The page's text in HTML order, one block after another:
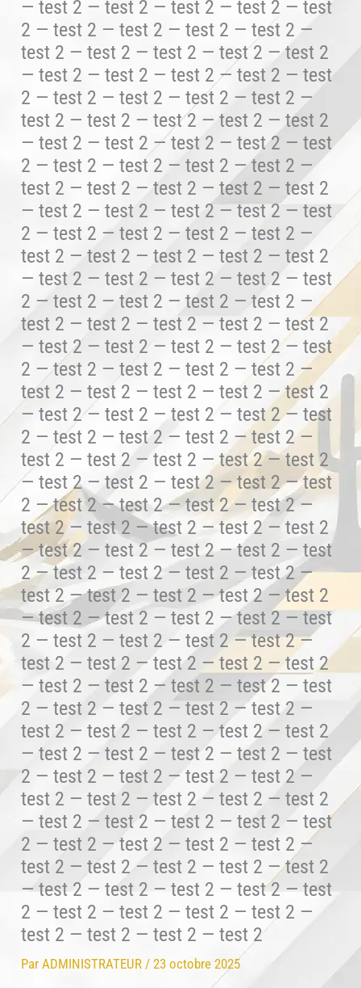
— test 2 — test 2 — test 2 — test 2 — test
2 — test 2 — test 2 — test 2 — test 2 —
test 2 — test 2 — test 2 — test 2 — test 2
— test 2 — test 2 — test 2 — test 2 — test
2 — test 2 — test 2 — test 2 — test 2 —
test 2 — test 2 — test 2 — test 2 — test 2
— test 2 — test 2 — test 2 — test 2 — test
2 — test 2 — test 2 — test 2 — test 2 —
test 2 — test 2 — test 2 — test 2 — test 2
— test 2 — test 2 — test 2 — test 2 — test
2 — test 2 — test 2 — test 2 — test 2 —
test 2 — test 2 — test 2 — test 2 — test 2
— test 2 — test 2 — test 2 — test 2 — test
2 — test 2 — test 2 — test 2 — test 2 —
test 2 — test 2 — test 2 — test 2 — test 2
— test 2 — test 2 — test 2 — test 2 — test
2 — test 2 — test 2 — test 2 — test 2 —
test 2 — test 2 — test 2 — test 2 — test 2
— test 2 — test 2 — test 2 — test 2 — test
2 — test 2 — test 2 — test 2 — test 2 —
test 2 — test 2 — test 2 — test 2 — test 2
— test 2 — test 2 — test 2 — test 2 — test
2 — test 2 — test 2 — test 2 — test 2 —
test 2 — test 2 — test 2 — test 2 — test 2
— test 2 — test 2 — test 2 — test 2 — test
2 — test 2 — test 2 — test 2 — test 2 —
test 2 — test 2 — test 2 — test 2 — test 2
— test 2 — test 2 — test 2 — test 2 — test
2 — test 2 — test 2 — test 2 — test 2 —
test 2 — test 2 — test 2 — test 2 — test 2
— test 2 — test 2 — test 2 — test 2 — test
2 — test 2 — test 2 — test 2 — test 2 —
test 2 — test 2 — test 2 — test 2 — test 2
— test 2 — test 2 — test 2 — test 2 — test
2 — test 2 — test 2 — test 2 — test 2 —
test 2 — test 2 — test 2 — test 2 — test 2
— test 2 — test 2 — test 2 — test 2 — test
2 — test 2 — test 2 — test 2 — test 2 —
test 2 — test 2 — test 2 — test 2 — test 2
— test 2 — test 2 — test 2 — test 2 — test
2 — test 2 — test 2 — test 2 — test 2 —
test 2 — test 2 — test 2 — test 2
ParADMINISTRATEUR /23 octobre 2025